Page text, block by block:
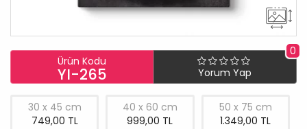
Ürün Kodu
YI-265
0
Yorum Yap
30 x 45 cm
749,00 TL
40 x 60 cm
999,00 TL
50 x 75 cm
1.349,00 TL